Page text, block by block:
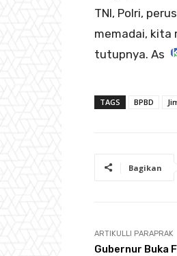
TNI, Polri,
memadai, kita
tutupnya. As
TAGS BPBD
Bagikan
ARTIKULLI PARAPRAK
Gubernur Buka